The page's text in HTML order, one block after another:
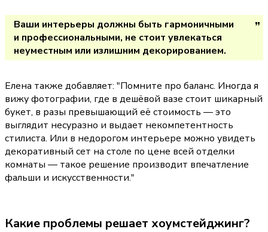
Ваши интерьеры должны быть гармоничными
и профессиональными, не стоит увлекаться
неуместным или излишним декорированием.
Елена также добавляет: "Помните про баланс. Иногда я
вижу фотографии, где в дешёвой вазе стоит шикарный
букет, в разы превышающий её стоимость — это
выглядит несуразно и выдает некомпетентность
стилиста. Или в недорогом интерьере можно увидеть
декоративный сет на столе по цене всей отделки
комнаты — такое решение производит впечатление
фальши и искусственности."
Какие проблемы решает хоумстейджинг?